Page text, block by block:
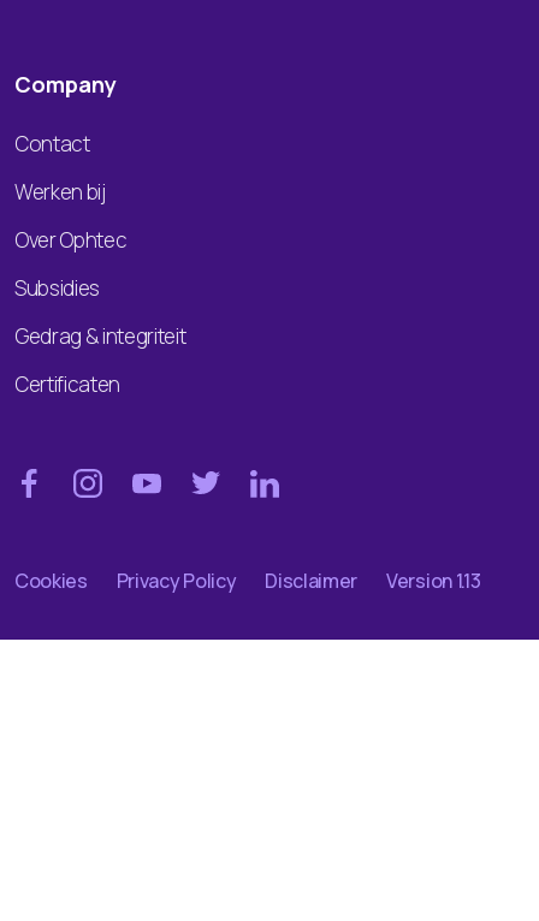
Company
Contact
Werken bij
Over Ophtec
Subsidies
Gedrag & integriteit
Certificaten
Cookies Privacy Policy Disclaimer Version 1.13